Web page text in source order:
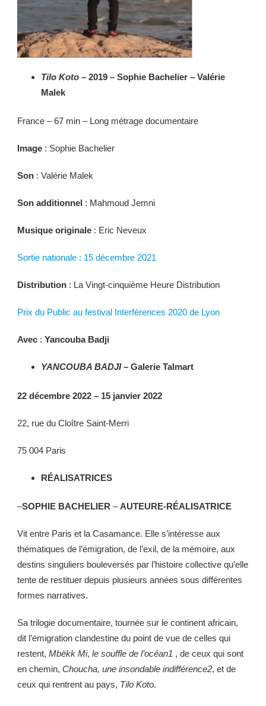
Tilo Koto – 2019 – Sophie Bachelier – Valérie
Malek
France – 67 min – Long métrage documentaire
Image : Sophie Bachelier
Son : Valérie Malek
Son additionnel : Mahmoud Jemni
Musique originale : Eric Neveux
Sortie nationale : 15 décembre 2021
Distribution : La Vingt-cinquième Heure Distribution
Prix du Public au festival Interférences 2020 de Lyon
Avec : Yancouba Badji
YANCOUBA BADJI– Galerie Talmart
22 décembre 2022 – 15 janvier 2022
22, rue du Cloître Saint-Merri
75 004 Paris
RÉALISATRICES
–SOPHIE BACHELIER –AUTEURE-RÉALISATRICE
Vit entre Paris et la Casamance. Elle s’intéresse aux
thématiques de l’émigration, de l’exil, de la mémoire, aux
destins singuliers bouleversés par l’histoire collective qu’elle
tente de restituer depuis plusieurs années sous différentes
formes narratives.
Sa trilogie documentaire, tournée sur le continent africain,
dit l’émigration clandestine du point de vue de celles qui
restent, Mbëkk Mi, le souffle de l’océan1 , de ceux qui sont
en chemin, Choucha, une insondable indifférence2, et de
ceux qui rentrent au pays, Tilo Koto.